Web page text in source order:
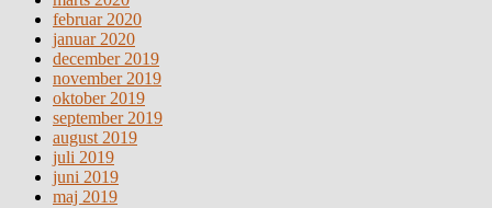
februar 2020
januar 2020
december 2019
november 2019
oktober 2019
september 2019
august 2019
juli 2019
juni 2019
maj 2019